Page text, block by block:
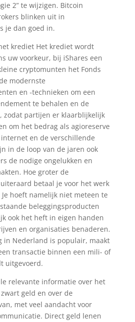
2” te wijzigen. Bitcoin
blinken uit in
je dan goed in.
krediet Het krediet wordt
uw voorkeur, bij iShares een
cryptomunten het Fonds
modernste
en -technieken om een
te behalen en de
zodat partijen er klaarblijkelijk
om het bedrag als agioreserve
en de verschillende
in de loop van de jaren ook
de nodige ongelukken en
Hoe groter de
betaal je voor het werk
hoeft namelijk niet meteen te
beleggingsproducten
ook het heft in eigen handen
en organisaties benaderen.
in Nederland is populair, maakt
transactie binnen een mili- of
uitgevoerd.
relevante informatie over het
geld en over de
met veel aandacht voor
Direct geld lenen